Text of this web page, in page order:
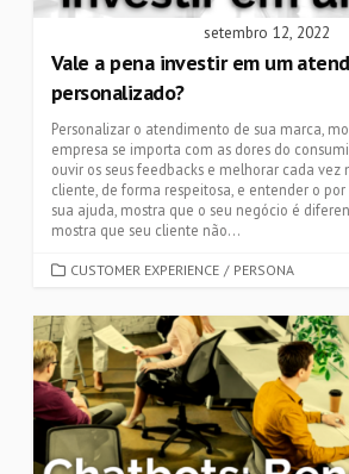
setembro 12, 2022
Vale a pena investir em um
personalizado?
Personalizar o atendimento de sua marca,
empresa se importa com as dores do
ouvir os seus feedbacks e melhorar cada vez
cliente, de forma respeitosa, e entender o
sua ajuda, mostra que o seu negócio é
mostra que seu cliente não...
CATEGORIES
CUSTOMER EXPERIENCE / PERSONA